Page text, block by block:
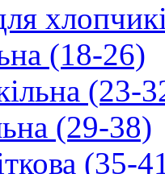
(18-26)
(23-
(29-38)
(35-